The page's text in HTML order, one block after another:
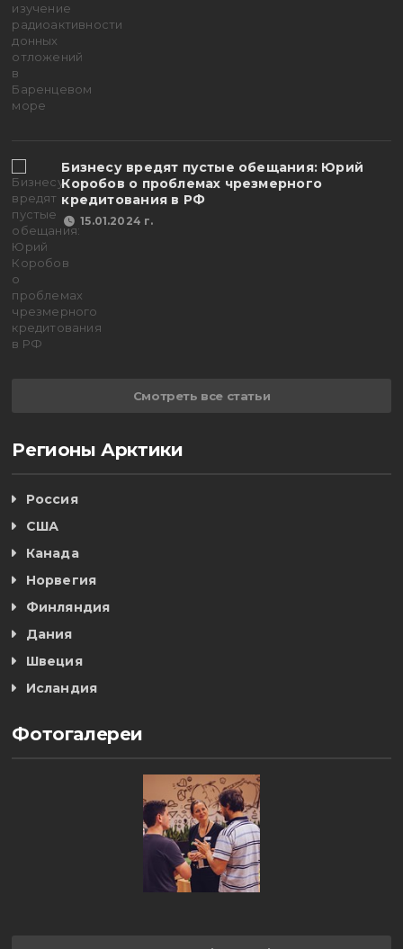
Бизнесу вредят пустые обещания: Юрий
Коробов о проблемах чрезмерного
кредитования в РФ
15.01.2024 г.
Смотреть все статьи
Регионы Арктики
Россия
США
Канада
Норвегия
Финляндия
Дания
Швеция
Исландия
Фотогалереи